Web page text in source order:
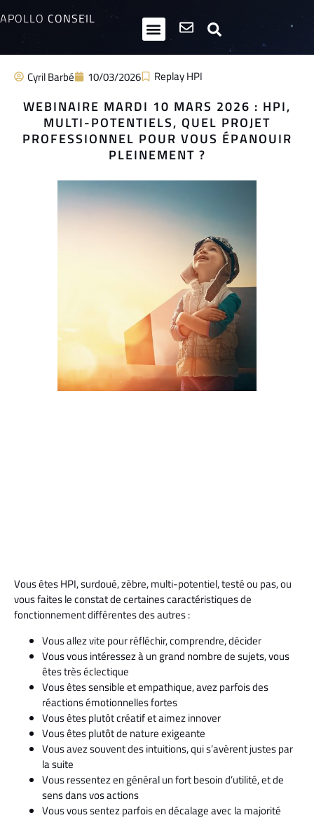
APOLLO CONSEIL
Cyril Barbé 10/03/2026 Replay HPI
WEBINAIRE MARDI 10 MARS 2026 : HPI,
MULTI-POTENTIELS, QUEL PROJET
PROFESSIONNEL POUR VOUS ÉPANOUIR
PLEINEMENT ?
Vous êtes HPI, surdoué, zèbre, multi-potentiel, testé ou pas, ou
vous faites le constat de certaines caractéristiques de
fonctionnement différentes des autres :
Vous allez vite pour réfléchir, comprendre, décider
Vous vous intéressez à un grand nombre de sujets, vous
êtes très éclectique
Vous êtes sensible et empathique, avez parfois des
réactions émotionnelles fortes
Vous êtes plutôt créatif et aimez innover
Vous êtes plutôt de nature exigeante
Vous avez souvent des intuitions, qui s’avèrent justes par
la suite
Vous ressentez en général un fort besoin d’utilité, et de
sens dans vos actions
Vous vous sentez parfois en décalage avec la majorité